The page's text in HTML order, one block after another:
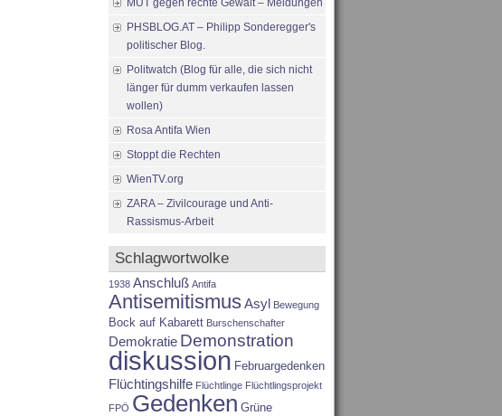
MUT gegen rechte Gewalt – Meldungen
PHSBLOG.AT – Philipp Sonderegger's
politischer Blog.
Politwatch (Blog für alle, die sich nicht
länger für dumm verkaufen lassen
wollen)
Rosa Antifa Wien
Stoppt die Rechten
WienTV.org
ZARA – Zivilcourage und Anti-
Rassismus-Arbeit
Schlagwortwolke
1938 Anschluß Antifa
AntisemitismusAsyl Bewegung
Bock auf Kabarett Burschenschafter
Demokratie Demonstration
diskussion Februargedenken
Flüchtingshilfe Flüchtlinge Flüchtlingsprojekt
FPÖ Gedenken Grüne